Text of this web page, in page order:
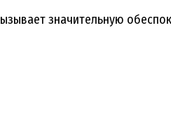
значительную